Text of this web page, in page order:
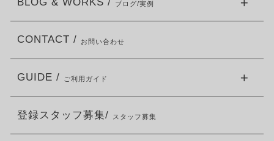
ブログ/実例
CONTACT / お問い合わせ
GUIDE / ご利用ガイド
登録スタッフ募集/ スタッフ募集